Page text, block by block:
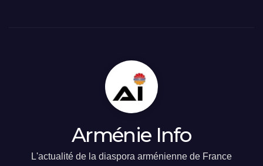
Arménie Info
L'actualité de la diaspora arménienne de France